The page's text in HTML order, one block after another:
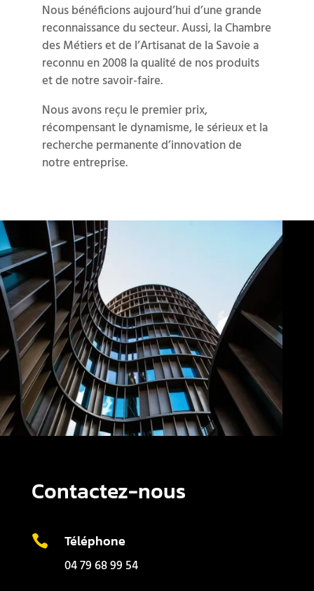
Nous bénéficions aujourd’hui d’une grande
reconnaissance du secteur. Aussi, la Chambre
des Métiers et de l’Artisanat de la Savoie a
reconnu en 2008 la qualité de nos produits
et de notre savoir-faire.
Nous avons reçu le premier prix,
récompensant le dynamisme, le sérieux et la
recherche permanente d’innovation de
notre entreprise.
Contactez-nous

Téléphone
04 79 68 99 54